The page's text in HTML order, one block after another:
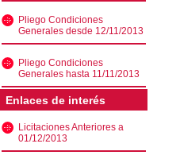
Pliego Condiciones
Generales desde 12/11/2013
Pliego Condiciones
Generales hasta 11/11/2013
Enlaces de interés
Licitaciones Anteriores a
01/12/2013